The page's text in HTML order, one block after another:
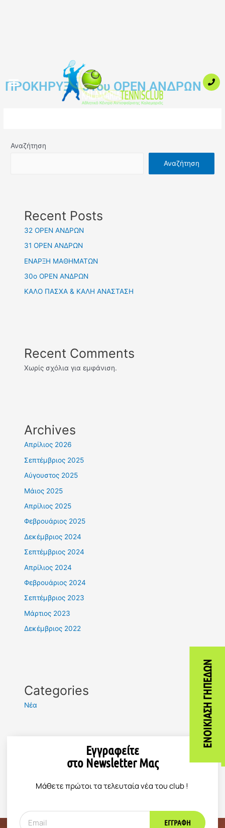
ΠΡΟΚΗΡΥΞΗ 31ου OPEN ΑΝΔΡΩΝ
Αναζήτηση
Αναζήτηση
Recent Posts
32 OPEN ΑΝΔΡΩΝ
31 OPEN ΑΝΔΡΩΝ
ΕΝΑΡΞΗ ΜΑΘΗΜΑΤΩΝ
30ο OPEN ΑΝΔΡΩΝ
ΚΑΛΟ ΠΑΣΧΑ & ΚΑΛΗ ΑΝΑΣΤΑΣΗ
Recent Comments
Χωρίς σχόλια για εμφάνιση.
Archives
Απρίλιος 2026
Σεπτέμβριος 2025
Αύγουστος 2025
Μάιος 2025
Απρίλιος 2025
Φεβρουάριος 2025
Δεκέμβριος 2024
Σεπτέμβριος 2024
Απρίλιος 2024
Φεβρουάριος 2024
Σεπτέμβριος 2023
Μάρτιος 2023
Δεκέμβριος 2022
Categories
Νέα ΕΝΟΙΚΊΑΣΗ ΓΗΠΈΔΩΝ
Εγγραφείτε
στο Newsletter Μας
Μάθετε πρώτοι τα τελευταία νέα του club !
ΕΓΓΡΑΦΉ